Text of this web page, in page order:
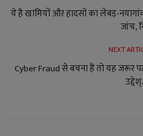
ये है खामियों और हादसों का लेबड़-
जांच,
NEXT
Cyber Fraud से बचना हैं तो यह जरूर